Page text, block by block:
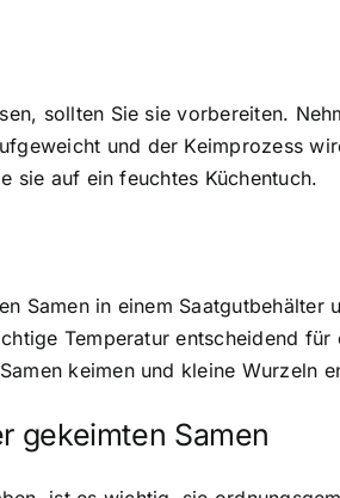
sollten Sie sie vorbereiten.
und der Keimprozess
sie auf ein feuchtes Küchentuch.
Samen in einem
Temperatur entscheidend
keimen und kleine Wurzeln
gekeimten Samen